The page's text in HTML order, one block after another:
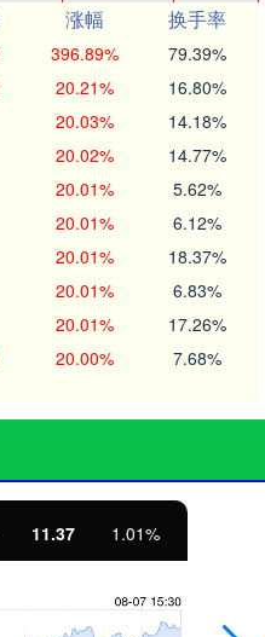
涨幅
换手率
396.89% 79.39%
20.21% 16.80%
20.03% 14.18%
20.02% 14.77%
20.01% 5.62%
20.01% 6.12%
20.01% 18.37%
20.01% 6.83%
20.01% 17.26%
20.00% 7.68%
11.37 1.01%